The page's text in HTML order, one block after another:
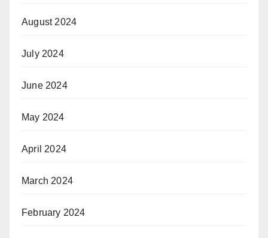
August 2024
July 2024
June 2024
May 2024
April 2024
March 2024
February 2024